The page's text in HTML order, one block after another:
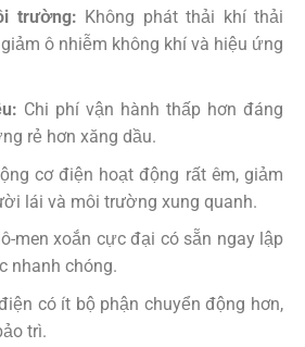
trường: Không phát thải khí thải
ô nhiễm không khí và hiệu ứng
Chi phí vận hành thấp hơn đáng
rẻ hơn xăng dầu.
cơ điện hoạt động rất êm, giảm
lái và môi trường xung quanh.
men xoắn cực đại có sẵn ngay lập
nhanh chóng.
có ít bộ phận chuyển động hơn,
trì.